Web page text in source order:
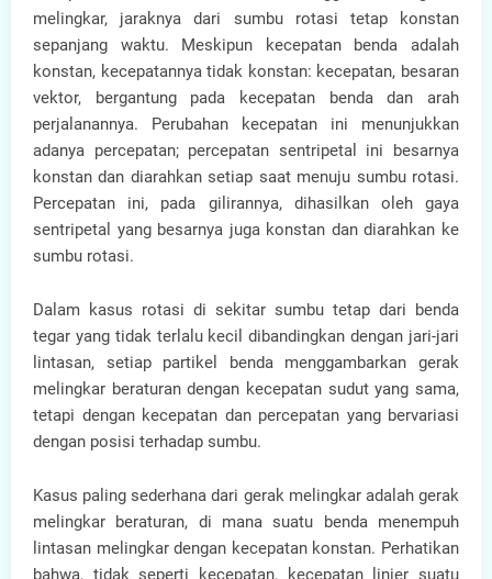
melingkar, jaraknya dari sumbu rotasi tetap konstan
sepanjang waktu. Meskipun kecepatan benda adalah
konstan, kecepatannya tidak konstan: kecepatan, besaran
vektor, bergantung pada kecepatan benda dan arah
perjalanannya. Perubahan kecepatan ini menunjukkan
adanya percepatan; percepatan sentripetal ini besarnya
konstan dan diarahkan setiap saat menuju sumbu rotasi.
Percepatan ini, pada gilirannya, dihasilkan oleh gaya
sentripetal yang besarnya juga konstan dan diarahkan ke
sumbu rotasi.
Dalam kasus rotasi di sekitar sumbu tetap dari benda
tegar yang tidak terlalu kecil dibandingkan dengan jari-jari
lintasan, setiap partikel benda menggambarkan gerak
melingkar beraturan dengan kecepatan sudut yang sama,
tetapi dengan kecepatan dan percepatan yang bervariasi
dengan posisi terhadap sumbu.
Kasus paling sederhana dari gerak melingkar adalah gerak
melingkar beraturan, di mana suatu benda menempuh
lintasan melingkar dengan kecepatan konstan. Perhatikan
bahwa, tidak seperti kecepatan, kecepatan linier suatu